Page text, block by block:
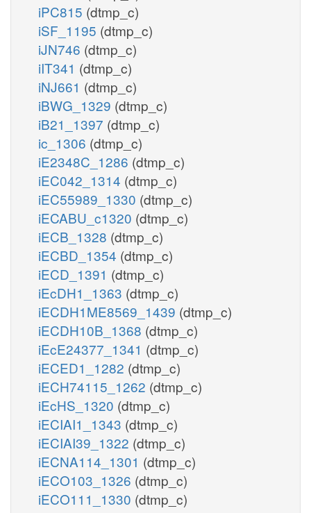
iPC815 (dtmp_c)
iSF_1195 (dtmp_c)
iJN746 (dtmp_c)
iIT341 (dtmp_c)
iNJ661 (dtmp_c)
iBWG_1329 (dtmp_c)
iB21_1397 (dtmp_c)
ic_1306 (dtmp_c)
iE2348C_1286 (dtmp_c)
iEC042_1314 (dtmp_c)
iEC55989_1330 (dtmp_c)
iECABU_c1320 (dtmp_c)
iECB_1328 (dtmp_c)
iECBD_1354 (dtmp_c)
iECD_1391 (dtmp_c)
iEcDH1_1363 (dtmp_c)
iECDH1ME8569_1439 (dtmp_c)
iECDH10B_1368 (dtmp_c)
iEcE24377_1341 (dtmp_c)
iECED1_1282 (dtmp_c)
iECH74115_1262 (dtmp_c)
iEcHS_1320 (dtmp_c)
iECIAI1_1343 (dtmp_c)
iECIAI39_1322 (dtmp_c)
iECNA114_1301 (dtmp_c)
iECO103_1326 (dtmp_c)
iECO111_1330 (dtmp_c)